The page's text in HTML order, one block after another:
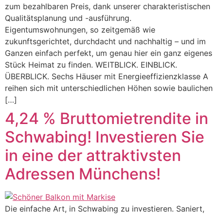
zum bezahlbaren Preis, dank unserer charakteristischen
Qualitätsplanung und -ausführung.
Eigentumswohnungen, so zeitgemäß wie
zukunftsgerichtet, durchdacht und nachhaltig – und im
Ganzen einfach perfekt, um genau hier ein ganz eigenes
Stück Heimat zu finden. WEITBLICK. EINBLICK.
ÜBERBLICK. Sechs Häuser mit Energieeffizienzklasse A
reihen sich mit unterschiedlichen Höhen sowie baulichen
[…]
4,24 % Bruttomietrendite in
Schwabing! Investieren Sie
in eine der attraktivsten
Adressen Münchens!
Die einfache Art, in Schwabing zu investieren. Saniert,